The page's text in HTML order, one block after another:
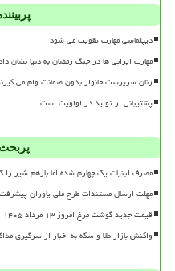
دیپلماسی مهارت تقویت می شود
مهارت ایرانی ها در جنگ رمضان به دنیا نشان
زنان سرپرست خانوار بدون ضمانت وام می
پشتیبانی از تولید در اولویت است
مصرف لبنیات یک چهارم شده اما بازهم شیر را
مهلت ارسال مستندات طرح ملی یاوران پیشرفت۲ تا ۲۰ مرداد تمدید گردید
قیمت جدید گوشت مرغ امروز ۱۳ مرداد ۱۴۰۵
واکنش بازار طلا و سکه به اخبار از سرگیری